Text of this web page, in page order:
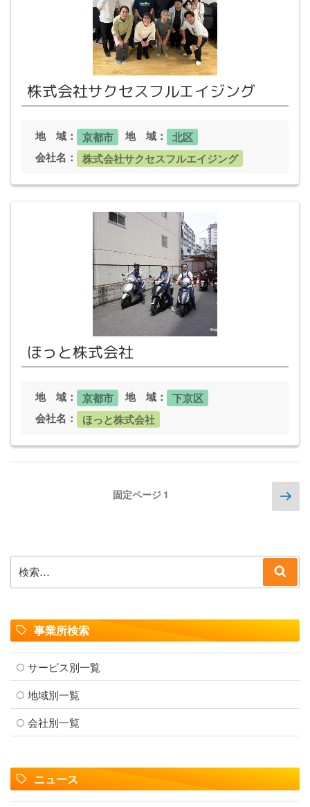
株式会社サクセスフルエイジング
地 域： 京都市 地 域：
北区
会社名：
株式会社サクセスフルエイジング
ほっと株式会社
地 域： 京都市 地 域：
下京区
会社名：
ほっと株式会社
ペ
ー
ジ
送
り
固定ページ 1 次
の
ペ
索:
索
事業所検索
サービス別一覧
地域別一覧
会社別一覧
ニュース